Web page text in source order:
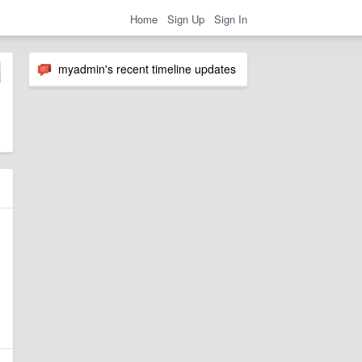
Home Sign Up Sign In
myadmin's recent timeline updates